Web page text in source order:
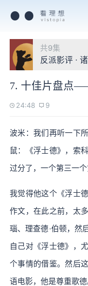
共9集
反派影评 ·
7. 十佳片盘点
24:48 9
波米：我们再听一下
鼠：《浮士德》，索
过分了，一个第三一个
我觉得他这个《浮士
作文，在此之前，太
瑙、理查德·伯顿，然
自己对《浮士德》，
个事情的借鉴。然后
语电影，他是尊重歌德